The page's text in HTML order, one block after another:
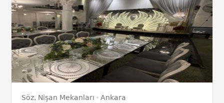
Söz, Nişan Mekanları Ankara